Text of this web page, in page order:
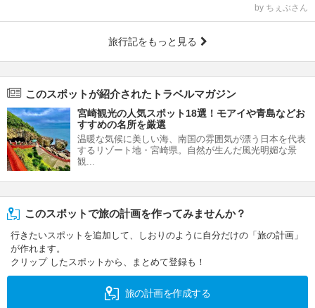
by ちぇぶさん
旅行記をもっと見る
このスポットが紹介されたトラベルマガジン
宮崎観光の人気スポット18選！モアイや青島などお
すすめの名所を厳選
温暖な気候に美しい海、南国の雰囲気が漂う日本を代表
するリゾート地・宮崎県。自然が生んだ風光明媚な景
観...
このスポットで旅の計画を作ってみませんか？
行きたいスポットを追加して、しおりのように自分だけの「旅の計画」
が作れます。
クリップ したスポットから、まとめて登録も！
旅の計画を作成する